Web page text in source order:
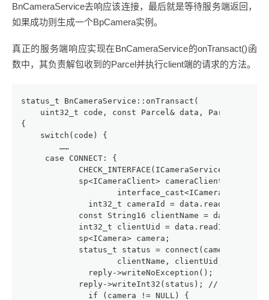
BnCameraService去响应该连接，最后就是等待服务端返回，
如果成功则生成一个BpCamera实例。
真正的服务端响应实现在BnCameraService的onTransact()函
数中，其负责解包收到的Parcel并执行client端的请求的方法。
status_t BnCameraService::onTransact(
uint32_t code, const Parcel& data, Parcel*
{
    switch(code) {
        ……
     case CONNECT: {
CHECK_INTERFACE(ICameraService, data,
            sp<ICameraClient> cameraClient =
              int32_t cameraId = data.readInt32();
const String16 clientName =
            int32_t clientUid = data.readInt32();
            sp<ICamera> camera;
status_t status = connect(cameraClient,
clientName, clientUid, /*out*/
              reply->writeNoException();
reply->writeInt32(status); // 将BpCamera
              if (camera != NULL) {